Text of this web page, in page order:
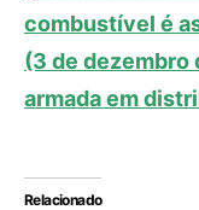
combustível é
(3 de dezembro
armada em
Relacionado